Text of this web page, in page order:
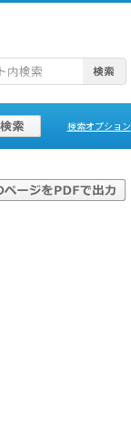
検索オプション